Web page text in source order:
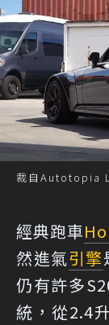
裁自Autotopia
經典跑車
然進氣引擎
仍有許多
統，從2.4